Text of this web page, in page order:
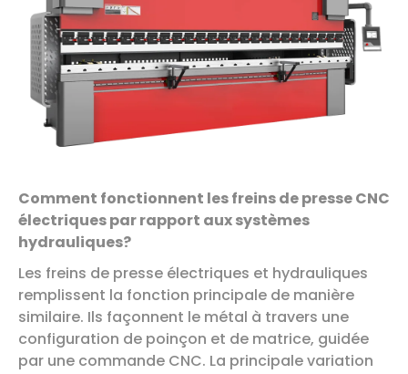
Comment fonctionnent les freins de presse CNC
électriques par rapport aux systèmes
hydrauliques?
Les freins de presse électriques et hydrauliques
remplissent la fonction principale de manière
similaire. Ils façonnent le métal à travers une
configuration de poinçon et de matrice, guidée
par une commande CNC. La principale variation